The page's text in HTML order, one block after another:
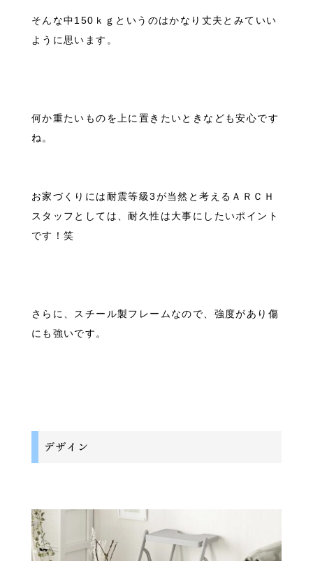
そんな中150ｋｇというのはかなり丈夫とみていい
ように思います。
何か重たいものを上に置きたいときなども安心です
ね。
お家づくりには耐震等級3が当然と考えるＡＲＣＨ
スタッフとしては、耐久性は大事にしたいポイント
です！笑
さらに、スチール製フレームなので、強度があり傷
にも強いです。
デザイン